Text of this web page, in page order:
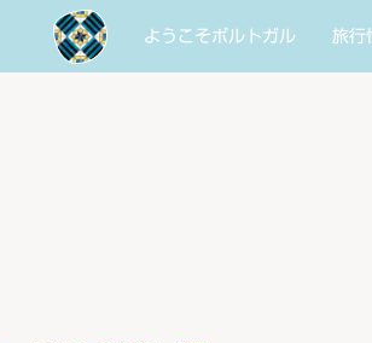
ようこそポルトガル 旅行